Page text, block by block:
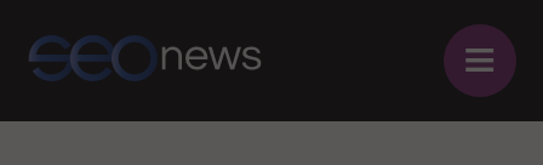
≡